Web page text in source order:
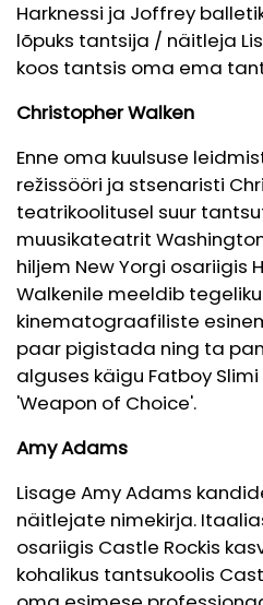
Harknessi ja Joffrey
lõpuks tantsija / näitleja
koos tantsis oma ema
Christopher Walken
Enne oma kuulsuse
režissööri ja stsenaristi
teatrikoolitusel suur
muusikateatrit
hiljem New Yorgi osariigis
Walkenile meeldib
kinematograafiliste
paar pigistada ning ta
alguses käigu Fatboy
'Weapon of Choice'.
Amy Adams
Lisage Amy Adams
näitlejate nimekirja.
osariigis Castle Rockis
kohalikus tantsukoolis